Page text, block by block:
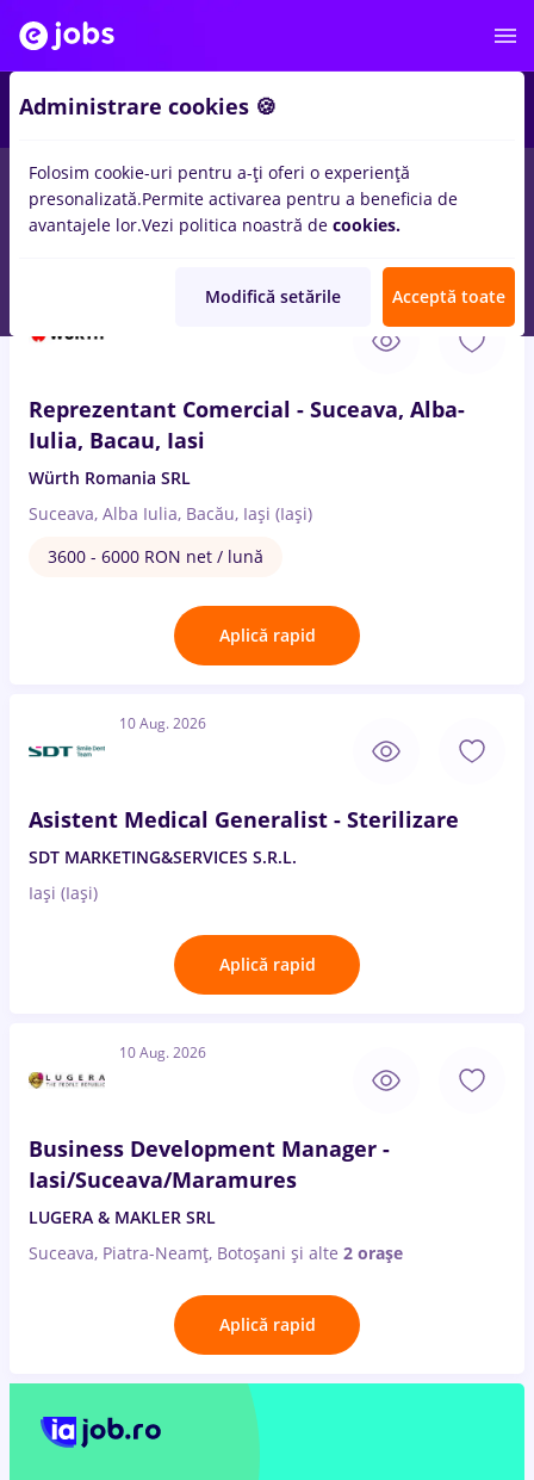
Salarii Full time Part time Fără experiență
Reprezentant Comercial - Suceava, Alba-
Iulia, Bacau, Iasi
Würth Romania SRL
Suceava, Alba Iulia, Bacău, Iași (Iași)
3600 - 6000 RON net / lună
Aplică rapid
10 Aug. 2026
Asistent Medical Generalist - Sterilizare
SDT MARKETING&SERVICES S.R.L.
Iași (Iași)
Aplică rapid
10 Aug. 2026
Business Development Manager -
Iasi/Suceava/Maramures
LUGERA & MAKLER SRL
Suceava, Piatra-Neamț, Botoșani și alte 2 orașe
Aplică rapid
Administrare cookies 🍪
Folosim cookie-uri pentru a-ți oferi o experiență
presonalizată.Permite activarea pentru a beneficia de
avantajele lor.Vezi politica noastră de cookies.
Modifică setările Acceptă toate